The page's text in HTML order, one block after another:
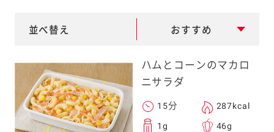
並べ替え おすすめ
ハムとコーンのマカロ
ニサラダ
15分 287kcal
1g 46g